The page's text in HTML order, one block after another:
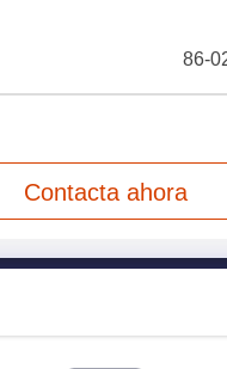
86-
Contacta ahora